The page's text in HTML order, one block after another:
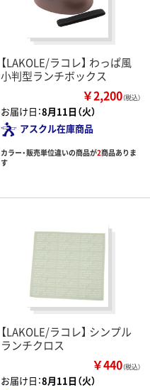
【LAKOLE/ラコレ】 わっぱ風
小判型ランチボックス
￥2,200（税込）
お届け日：8月11日（火）
アスクル在庫商品
カラー・販売単位違いの商品が2商品ありま
す
【LAKOLE/ラコレ】 シンプル
ランチクロス
￥440（税込）
お届け日：8月11日（火）